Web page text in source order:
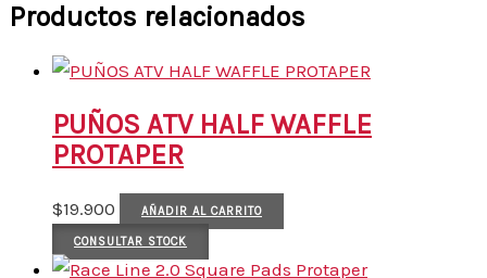
Productos relacionados
PUÑOS ATV HALF WAFFLE
PROTAPER
$19.900 AÑADIR AL CARRITO
CONSULTAR STOCK